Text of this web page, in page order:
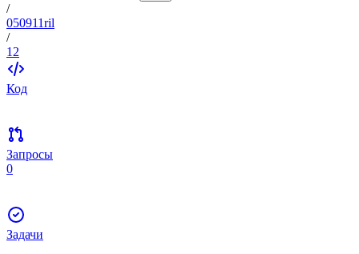
/
050911ril
/
12
Код
Запросы
0
Задачи